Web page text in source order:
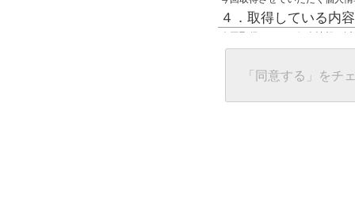
４．取得している内
今回取得している個人情報は
任意の名前
グローバルIPアドレス
接続ホスト情報
５．個人情報に関す
「同意する」をチ